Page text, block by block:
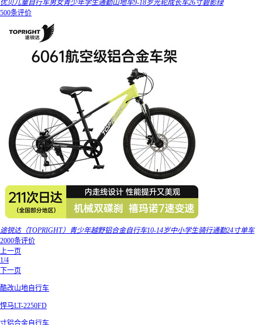
优贝儿童自行车男女青少年学生通勤山地车9-18岁光轮成长车26寸碧影绿
500条评价
途锐达（TOPRIGHT）青少年越野铝合金自行车10-14岁中小学生骑行通勤24寸单车
2000条评价
上一页
1/4
下一页
酷改山地自行车
悍马LT-2250FD
寸铝合金自行车